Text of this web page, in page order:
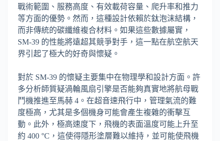
戰術範圍、服務高度、有效載荷容量、爬升率和推力
等方面的優勢。然而，這種設計依賴於鈦泡沫結構，
而非傳統的碳纖維複合材料。如果這些數據屬實，
SM-39 的性能將遠超其競爭對手，這一點在航空航天
界引起了極大的好奇與懷疑。
對於 SM-39 的懷疑主要集中在物理學和設計方面。許
多分析師質疑渦輪風扇引擎是否能夠真實地將航母戰
鬥機推進至馬赫 4。在超音速飛行中，管理氣流的難
度極高，尤其是多個機身可能會產生複雜的衝擊互
動。此外，極高速度下，飛機的表面溫度可能上升至
約 400 °C，這使得隱形塗層難以維持，並可能使飛機